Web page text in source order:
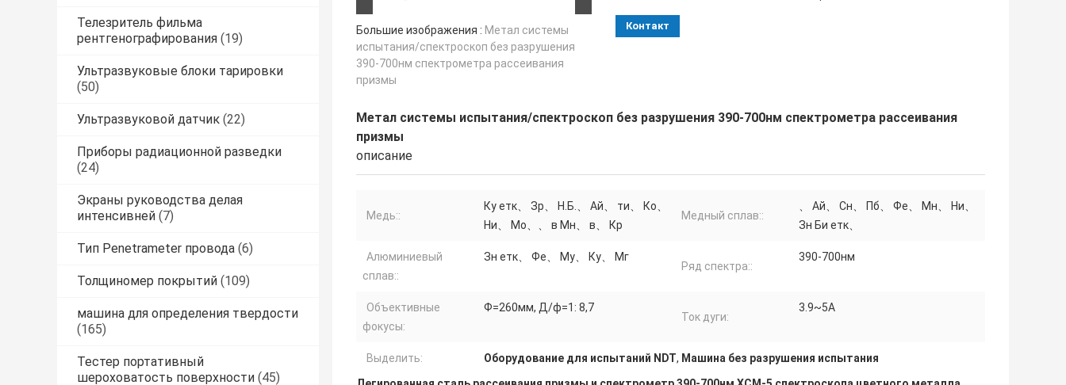
Телезритель фильма
рентгенографирования (19)
Ультразвуковые блоки тарировки
(50)
Ультразвуковой датчик (22)
Приборы радиационной разведки
(24)
Экраны руководства делая
интенсивней (7)
Тип Penetrameter провода (6)
Толщиномер покрытий (109)
машина для определения твердости
(165)
Тестер портативный
шероховатость поверхности (45)
Большие изображения : Метал системы
испытания/спектроскоп без разрушения
390-700нм спектрометра рассеивания
призмы
Контакт
Метал системы испытания/спектроскоп без разрушения 390-700нм спектрометра рассеивания
призмы
описание
Медь::
Ку етк、 Зр、 Н.Б.、 Ай、 ти、 Ко、
Ни、 Мо、、 в Мн、 в、 Кр
Медный сплав::
、 Ай、 Сн、 Пб、 Фе、 Мн、 Ни、
Зн Би етк、
Алюминиевый
сплав::
Зн етк、 Фе、 Му、 Ку、 Мг
Ряд спектра::
390-700нм
Объективные
фокусы:
Ф=260мм, Д/ф=1: 8,7
Ток дуги:
3.9~5А
Выделить: Оборудование для испытаний NDT, Машина без разрушения испытания